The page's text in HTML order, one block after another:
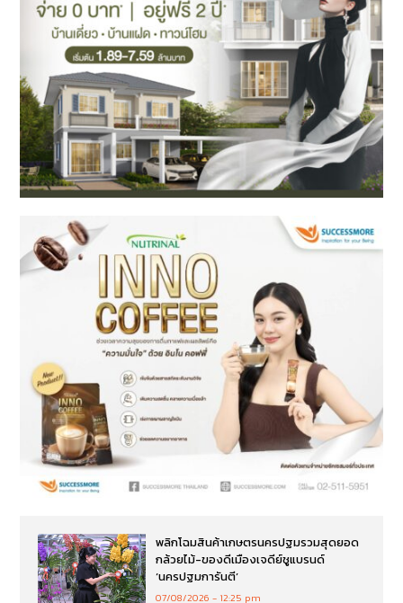
พลิกโฉมสินค้าเกษตรนครปฐมรวมสุดยอด
กล้วยไม้-ของดีเมืองเจดีย์ชูแบรนด์
‘นครปฐมการันตี’
07/08/2026 12:25 pm